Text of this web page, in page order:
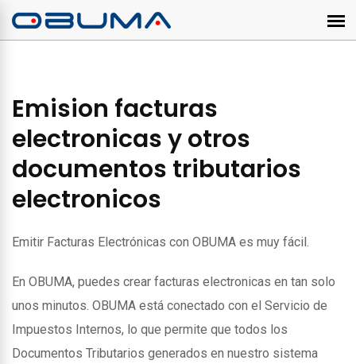
Emision facturas
electronicas y otros
documentos tributarios
electronicos
Emitir Facturas Electrónicas con OBUMA es muy fácil.
En OBUMA, puedes crear facturas electronicas en tan solo
unos minutos. OBUMA está conectado con el Servicio de
Impuestos Internos, lo que permite que todos los
Documentos Tributarios generados en nuestro sistema